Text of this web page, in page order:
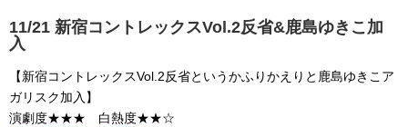
11/21 新宿コントレックスVol.2反省&鹿島ゆきこ加
入
【新宿コントレックスVol.2反省というかふりかえりと鹿島ゆきこア
ガリスク加入】
演劇度★★★ 白熱度★★☆